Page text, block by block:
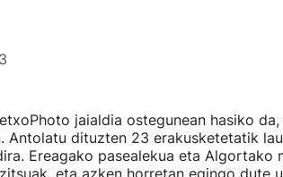
jaialdia ostegunean hasiko da,
Antolatu dituzten 23 erakusketetatik
Ereagako pasealekua eta Algortako
eta azken horretan egingo dute